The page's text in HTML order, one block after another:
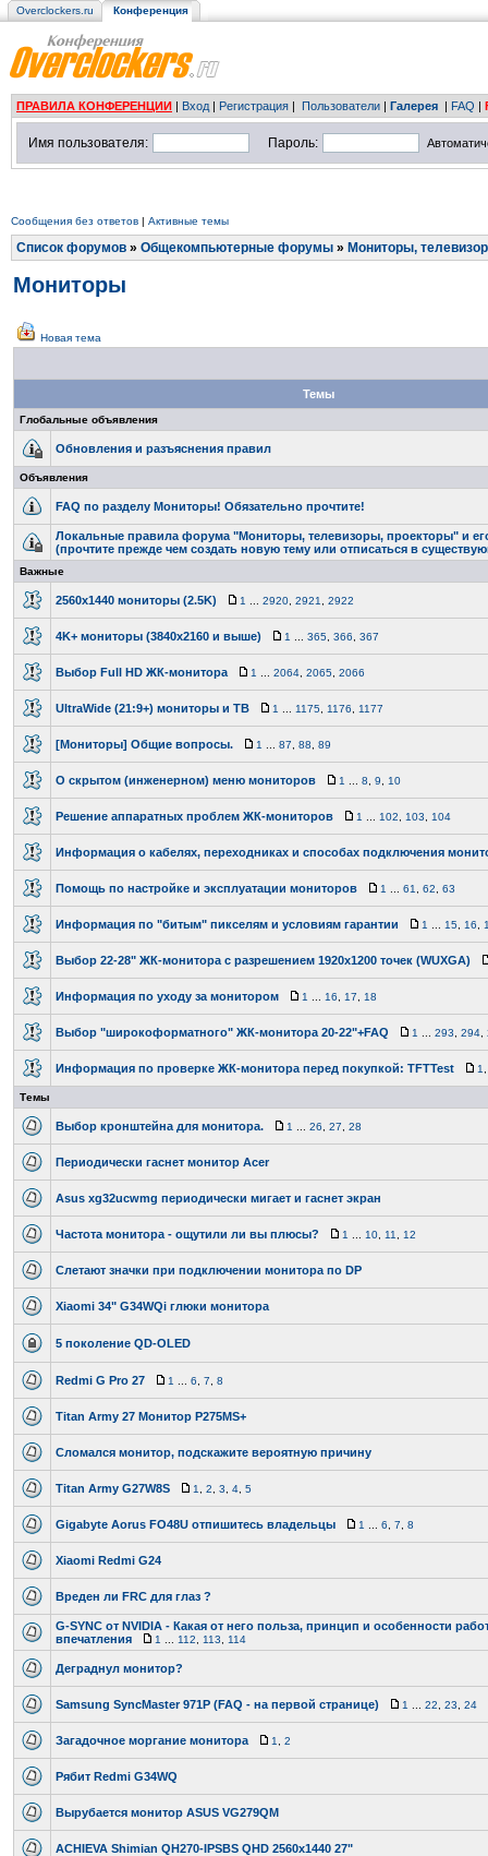
Overclockers.ru Конференция
ПРАВИЛА КОНФЕРЕНЦИИ | Вход | Регистрация | Пользователи | Галерея | FAQ |
Имя пользователя: Пароль:
Сообщения без ответов | Активные темы
Список форумов » Общекомпьютерные форумы » Мониторы,
Мониторы
Новая тема
Темы
Глобальные объявления
Обновления и разъяснения правил
Объявления
FAQ по разделу Мониторы! Обязательно прочтите!
Локальные правила форума "Мониторы, телевизоры, проекторы" и
(прочтите прежде чем создать новую тему или отписаться в
Важные
2560x1440 мониторы (2.5K) 1 2920 2921 2922
4K+ мониторы (3840x2160 и выше) 1 365 366 367
Выбор Full HD ЖК-монитора 1 2064 2065 2066
UltraWide (21:9+) мониторы и ТВ 1 1175 1176 1177
[Мониторы] Общие вопросы. 1 87 88 89
О скрытом (инженерном) меню мониторов 1 8 9 10
Решение аппаратных проблем ЖК-мониторов 1 102 103 104
Информация о кабелях, переходниках и способах подключения
Помощь по настройке и эксплуатации мониторов 1 61 62 63
Информация по "битым" пикселям и условиям гарантии 1 15 16
Выбор 22-28" ЖК-монитора с разрешением 1920х1200 точек (WUXGA)
Информация по уходу за монитором 1 16 17 18
Выбор "широкоформатного" ЖК-монитора 20-22"+FAQ 1 293 294
Информация по проверке ЖК-монитора перед покупкой: TFTTest 1
Темы
Выбор кронштейна для монитора. 1 26 27 28
Периодически гаснет монитор Acer
Asus xg32ucwmg периодически мигает и гаснет экран
Частота монитора - ощутили ли вы плюсы? 1 10 11 12
Слетают значки при подключении монитора по DP
Xiaomi 34" G34WQi глюки монитора
5 поколение QD-OLED
Redmi G Pro 27 1 6 7 8
Titan Army 27 Монитор P275MS+
Сломался монитор, подскажите вероятную причину
Titan Army G27W8S 1 2 3 4 5
Gigabyte Aorus FO48U отпишитесь владельцы 1 6 7 8
Xiaomi Redmi G24
Вреден ли FRC для глаз ?
G-SYNC от NVIDIA - Какая от него польза, принцип и особенности
впечатления
1 112 113 114
Деграднул монитор?
Samsung SyncMaster 971P (FAQ - на первой странице) 1 22 23 24
Загадочное моргание монитора 1 2
Рябит Redmi G34WQ
Вырубается монитор ASUS VG279QM
ACHIEVA Shimian QH270-IPSBS QHD 2560x1440 27"